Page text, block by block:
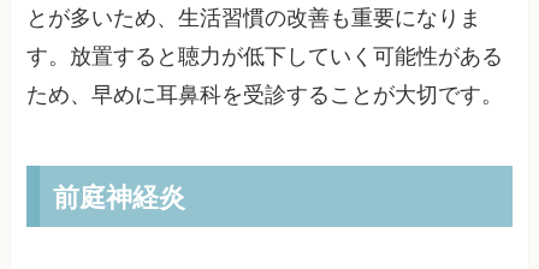
とが多いため、生活習慣の改善も重要になりま
す。放置すると聴力が低下していく可能性がある
ため、早めに耳鼻科を受診することが大切です。
前庭神経炎